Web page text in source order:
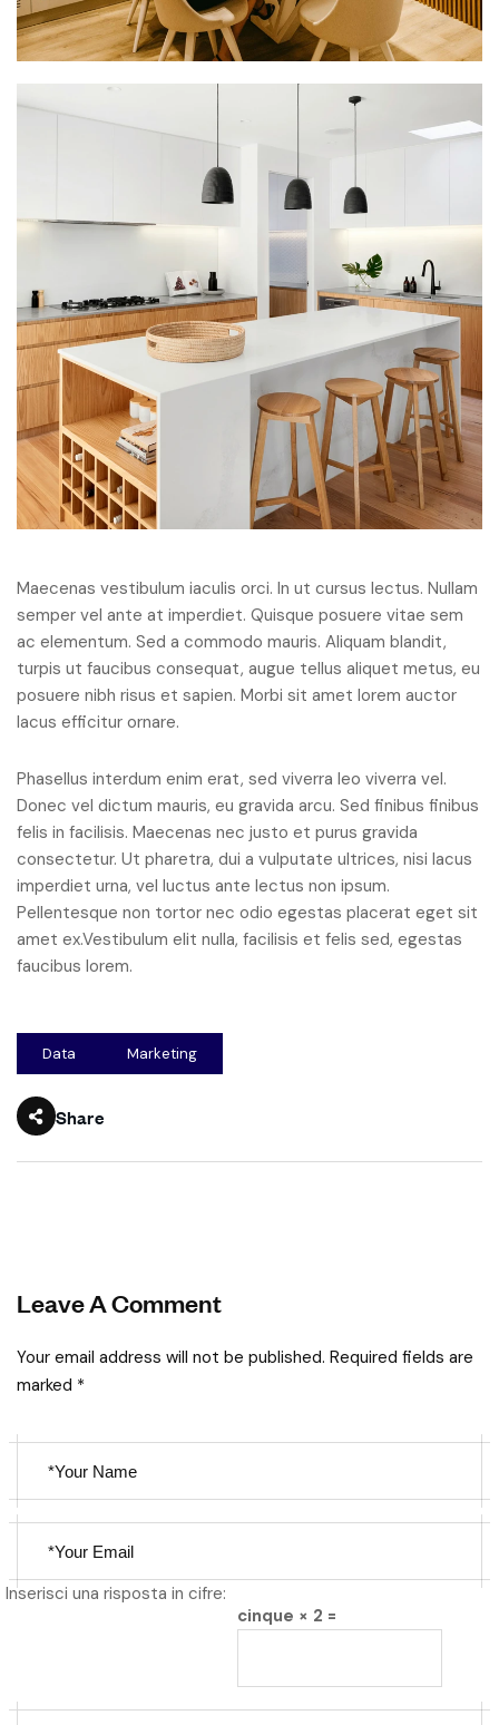
Maecenas vestibulum iaculis orci. In ut cursus lectus. Nullam
semper vel ante at imperdiet. Quisque posuere vitae sem
ac elementum. Sed a commodo mauris. Aliquam blandit,
turpis ut faucibus consequat, augue tellus aliquet metus, eu
posuere nibh risus et sapien. Morbi sit amet lorem auctor
lacus efficitur ornare.
Phasellus interdum enim erat, sed viverra leo viverra vel.
Donec vel dictum mauris, eu gravida arcu. Sed finibus finibus
felis in facilisis. Maecenas nec justo et purus gravida
consectetur. Ut pharetra, dui a vulputate ultrices, nisi lacus
imperdiet urna, vel luctus ante lectus non ipsum.
Pellentesque non tortor nec odio egestas placerat eget sit
amet ex.Vestibulum elit nulla, facilisis et felis sed, egestas
faucibus lorem.
Data Marketing
Share
Leave A Comment
Your email address will not be published. Required fields are
marked *
Inserisci una risposta in cifre:
cinque × 2 =